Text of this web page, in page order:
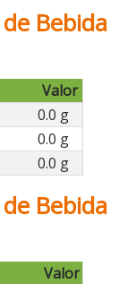
Bebida
Valor
0.0 g
0.0 g
0.0 g
Bebida
Valor